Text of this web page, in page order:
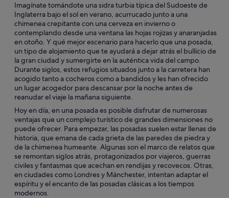
Imagínate tomándote una sidra turbia típica del Sudoeste de
Inglaterra bajo el sol en verano, acurrucado junto a una
chimenea crepitante con una cerveza en invierno o
contemplando desde una ventana las hojas rojizas y anaranjadas
en otoño. Y qué mejor escenario para hacerlo que una posada,
un tipo de alojamiento que te ayudará a dejar atrás el bullicio de
la gran ciudad y sumergirte en la auténtica vida del campo.
Durante siglos, estos refugios situados junto a la carretera han
acogido tanto a cocheros como a bandidos y les han ofrecido
un lugar acogedor para descansar por la noche antes de
reanudar el viaje la mañana siguiente.
Hoy en día, en una posada es posible disfrutar de numerosas
ventajas que un complejo turístico de grandes dimensiones no
puede ofrecer. Para empezar, las posadas suelen estar llenas de
historia, que emana de cada grieta de las paredes de piedra y
de la chimenea humeante. Algunas son el marco de relatos que
se remontan siglos atrás, protagonizados por viajeros, guerras
civiles y fantasmas que acechan en rendijas y recovecos. Otras,
en ciudades como Londres y Mánchester, intentan adaptar el
espíritu y el encanto de las posadas clásicas a los tiempos
modernos.